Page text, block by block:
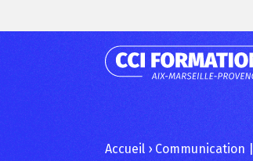
Accueil ›Communication